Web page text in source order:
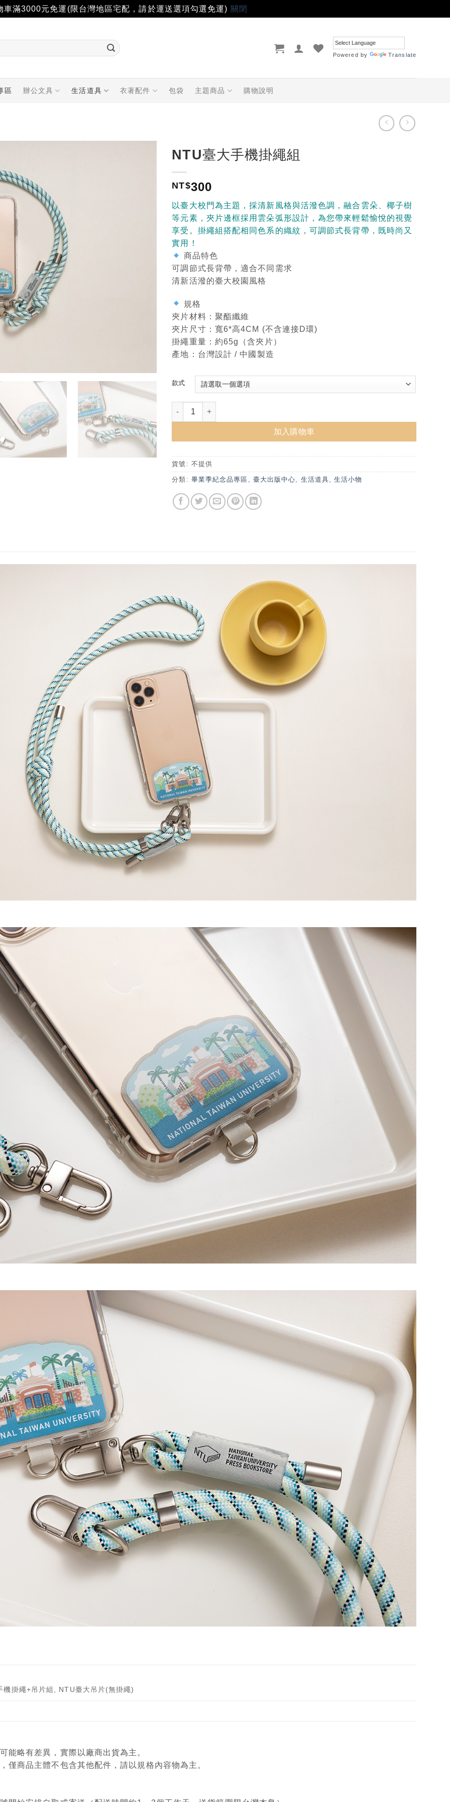
車滿3000元免運(限台灣地區宅配，請於運送選項勾選免運) 關閉
Powered by Translate
區 辦公文具 生活道具 衣著配件 包袋 主題商品 購物說明
NTU臺大手機掛繩組
NT$300
以臺大校門為主題，採清新風格與活潑色調，融合雲朵、椰子樹
等元素，夾片邊框採用雲朵弧形設計，為您帶來輕鬆愉悅的視覺
享受。掛繩組搭配相同色系的織紋，可調節式長背帶，既時尚又
實用！
商品特色
可調節式長背帶，適合不同需求
清新活潑的臺大校園風格
規格
夾片材料：聚酯纖維
夾片尺寸：寬6*高4CM (不含連接D環)
掛繩重量：約65g（含夾片）
產地：台灣設計 / 中國製造
款式
NTU臺大手機掛繩組 數量
加入購物車
貨號: 不提供
分類: 畢業季紀念品專區 臺大出版中心 生活道具 ,生活小物
機掛繩+吊片組, NTU臺大吊片(無掛繩)
能略有差異，實際以廠商出貨為主。
僅商品主體不包含其他配件，請以規格內容物為主。